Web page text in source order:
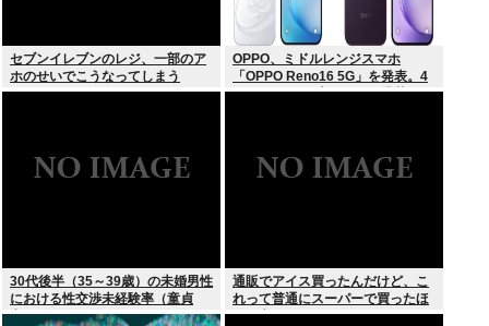
セブンイレブンのレジ、一部のア
ホのせいでこうなってしまう
OPPO、ミドルレンジスマホ
「OPPO Reno16 5G」を発表。4
つの5000万画素カメラを搭載し、
30代後半（35～39歳）の未婚男性
における性交渉未経験率（童貞
率）が約26%（4人に1人）
通販でアイス買ったんだけど、こ
れって普通にスーパーで買ったほ
うが安くないか？